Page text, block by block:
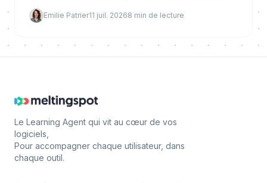
réduit le churn, ce qui le rend efficace, et comment
Emilie Patrier11 juil. 20268 min de lecture
Le Learning Agent qui vit au cœur de vos
logiciels,
Pour accompagner chaque utilisateur, dans
chaque outil.